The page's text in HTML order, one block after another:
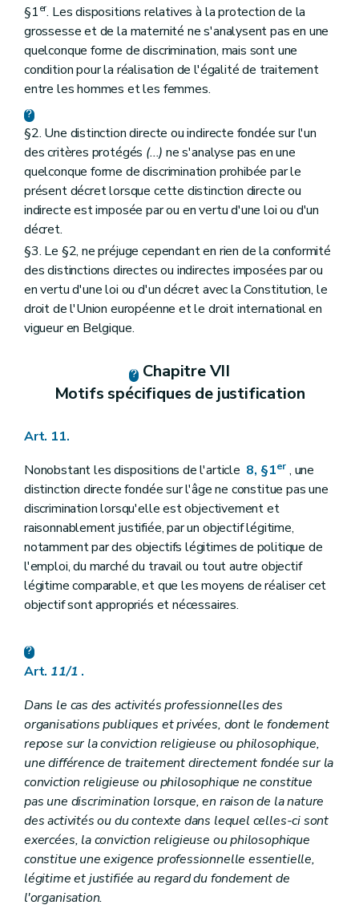
§1er. Les dispositions relatives à la protection de la
grossesse et de la maternité ne s'analysent pas en une
quelconque forme de discrimination, mais sont une
condition pour la réalisation de l'égalité de traitement
entre les hommes et les femmes.
§2. Une distinction directe ou indirecte fondée sur l'un
des critères protégés (...) ne s'analyse pas en une
quelconque forme de discrimination prohibée par le
présent décret lorsque cette distinction directe ou
indirecte est imposée par ou en vertu d'une loi ou d'un
décret.
§3. Le §2, ne préjuge cependant en rien de la conformité
des distinctions directes ou indirectes imposées par ou
en vertu d'une loi ou d'un décret avec la Constitution, le
droit de l'Union européenne et le droit international en
vigueur en Belgique.
Chapitre VII
Motifs spécifiques de justification
Art. 11.
Nonobstant les dispositions de l'article 8, §1er , une
distinction directe fondée sur l'âge ne constitue pas une
discrimination lorsqu'elle est objectivement et
raisonnablement justifiée, par un objectif légitime,
notamment par des objectifs légitimes de politique de
l'emploi, du marché du travail ou tout autre objectif
légitime comparable, et que les moyens de réaliser cet
objectif sont appropriés et nécessaires.
Art. 11/1 .
Dans le cas des activités professionnelles des
organisations publiques et privées, dont le fondement
repose sur la conviction religieuse ou philosophique,
une différence de traitement directement fondée sur la
conviction religieuse ou philosophique ne constitue
pas une discrimination lorsque, en raison de la nature
des activités ou du contexte dans lequel celles-ci sont
exercées, la conviction religieuse ou philosophique
constitue une exigence professionnelle essentielle,
légitime et justifiée au regard du fondement de
l'organisation.